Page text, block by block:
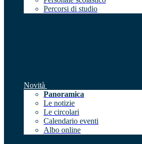
Percorsi di studio
Novità
Panoramica
Le notizie
Le circolari
Calendario eventi
Albo online